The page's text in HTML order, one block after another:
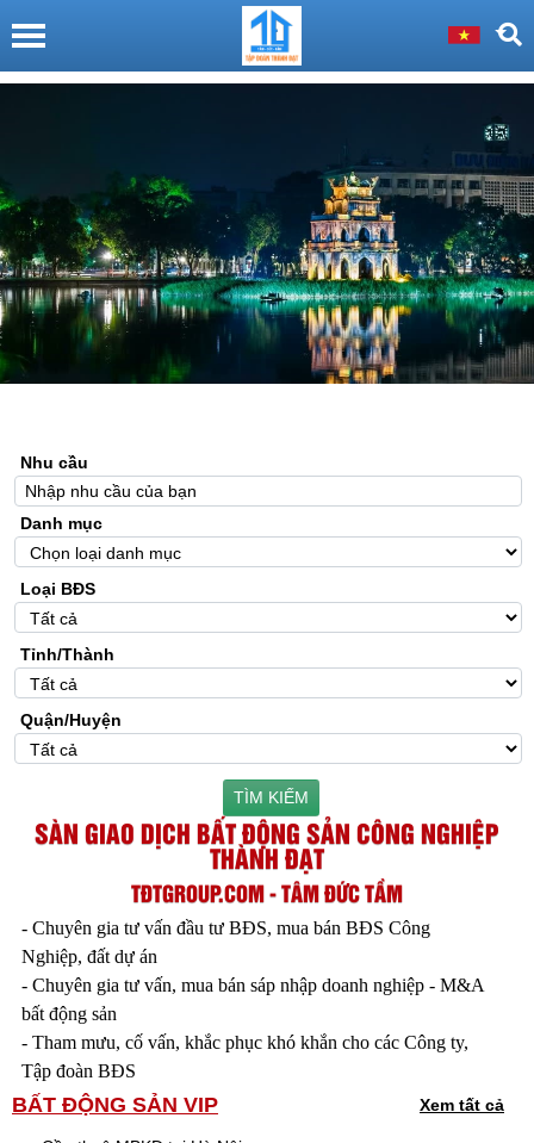
Nhu cầu
Danh mục
Loại BĐS
Tỉnh/Thành
Quận/Huyện
TÌM KIẾM
SÀN GIAO DỊCH BẤT ĐỘNG SẢN CÔNG NGHIỆP
THÀNH ĐẠT
TĐTGROUP.COM - TÂM ĐỨC TẦM
- Chuyên gia tư vấn đầu tư BĐS, mua bán BĐS Công
Nghiệp, đất dự án
- Chuyên gia tư vấn, mua bán sáp nhập doanh nghiệp - M&A
bất động sản
- Tham mưu, cố vấn, khắc phục khó khắn cho các Công ty,
Tập đoàn BĐS
BẤT ĐỘNG SẢN VIP Xem tất cả